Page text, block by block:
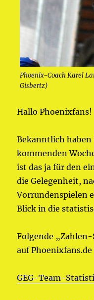
Phoenix-Coach Karel
Gisbertz)
Hallo Phoenixfans!
Bekanntlich haben
kommenden
ist das ja für den
die Gelegenheit,
Vorrundenspielen
Blick in die
Folgende
auf
GEG-Team-